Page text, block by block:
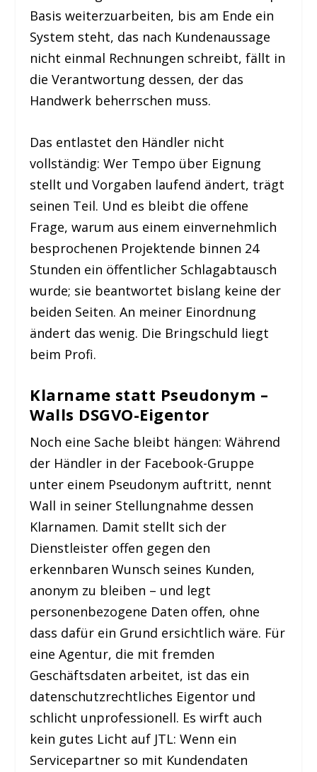
Basis weiterzuarbeiten, bis am Ende ein
System steht, das nach Kundenaussage
nicht einmal Rechnungen schreibt, fällt in
die Verantwortung dessen, der das
Handwerk beherrschen muss.
Das entlastet den Händler nicht
vollständig: Wer Tempo über Eignung
stellt und Vorgaben laufend ändert, trägt
seinen Teil. Und es bleibt die offene
Frage, warum aus einem einvernehmlich
besprochenen Projektende binnen 24
Stunden ein öffentlicher Schlagabtausch
wurde; sie beantwortet bislang keine der
beiden Seiten. An meiner Einordnung
ändert das wenig. Die Bringschuld liegt
beim Profi.
Klarname statt Pseudonym –
Walls DSGVO-Eigentor
Noch eine Sache bleibt hängen: Während
der Händler in der Facebook-Gruppe
unter einem Pseudonym auftritt, nennt
Wall in seiner Stellungnahme dessen
Klarnamen. Damit stellt sich der
Dienstleister offen gegen den
erkennbaren Wunsch seines Kunden,
anonym zu bleiben – und legt
personenbezogene Daten offen, ohne
dass dafür ein Grund ersichtlich wäre. Für
eine Agentur, die mit fremden
Geschäftsdaten arbeitet, ist das ein
datenschutzrechtliches Eigentor und
schlicht unprofessionell. Es wirft auch
kein gutes Licht auf JTL: Wenn ein
Servicepartner so mit Kundendaten